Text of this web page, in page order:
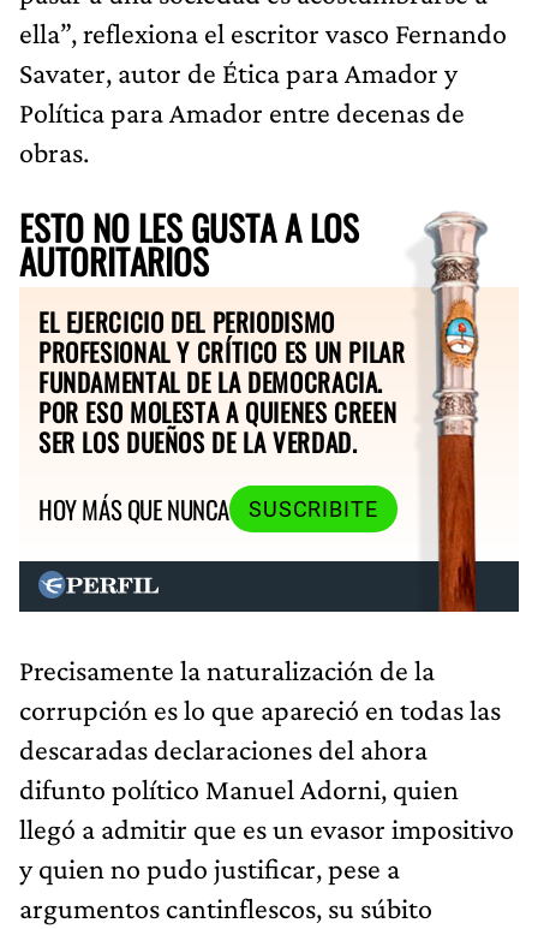
ella”, reflexiona el escritor vasco Fernando
Savater, autor de Ética para Amador y
Política para Amador entre decenas de
obras.
ESTO NO LES GUSTA A LOS
AUTORITARIOS
EL EJERCICIO DEL PERIODISMO
PROFESIONAL Y CRÍTICO ES UN PILAR
FUNDAMENTAL DE LA DEMOCRACIA.
POR ESO MOLESTA A QUIENES CREEN
SER LOS DUEÑOS DE LA VERDAD.
HOY MÁS QUE NUNCA
SUSCRIBITE
Precisamente la naturalización de la
corrupción es lo que apareció en todas las
descaradas declaraciones del ahora
difunto político Manuel Adorni, quien
llegó a admitir que es un evasor impositivo
y quien no pudo justificar, pese a
argumentos cantinflescos, su súbito